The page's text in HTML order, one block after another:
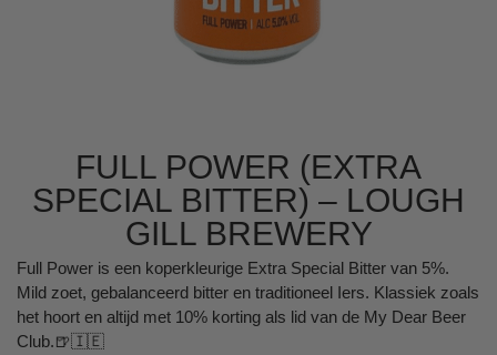
FULL POWER (EXTRA
SPECIAL BITTER) – LOUGH
GILL BREWERY
Full Power is een koperkleurige Extra Special Bitter van 5%.
Mild zoet, gebalanceerd bitter en traditioneel Iers. Klassiek zoals
het hoort en altijd met 10% korting als lid van de My Dear Beer
Club.🍺🇮🇪